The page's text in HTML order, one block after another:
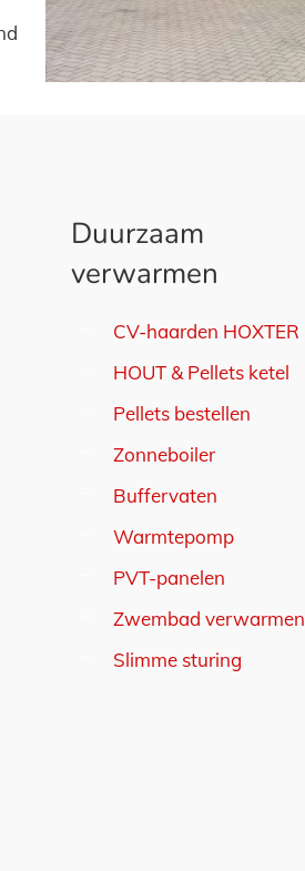
Duurzaam
verwarmen
CV-haarden HOXTER
HOUT & Pellets ketel
Pellets bestellen
Zonneboiler
Buffervaten
Warmtepomp
PVT-panelen
Zwembad verwarmen
Slimme sturing